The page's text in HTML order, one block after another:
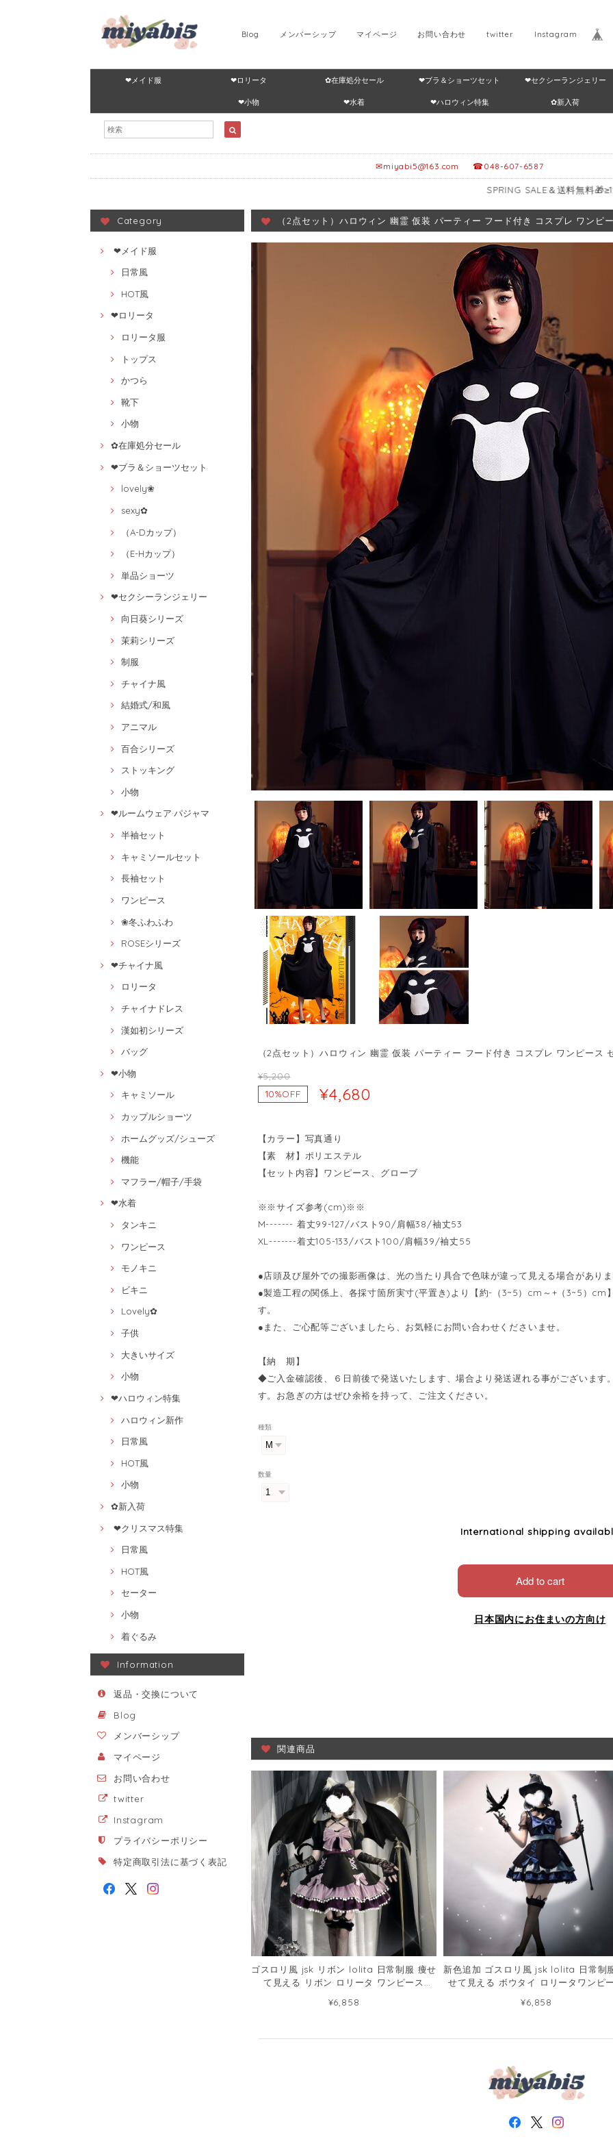
Instagram
twitter
お問い合わせ
マイページ
メンバーシップ
Blog
返品・交換につ
Home
❤メイド服 ❤ロリータ ✿在庫処分セール ❤ブラ＆ショーツセット ❤セクシーランジェリー
❤小物 ❤水着 ❤ハロウィン特集 ✿新入荷
✉miyabi5@163.com ☎048-607-6587
SPRING SALE＆送料無料
Category
❤メイド服
日常風
HOT風
❤ロリータ
ロリータ服
トップス
かつら
靴下
小物
✿在庫処分セール
❤ブラ＆ショーツセット
lovely❀
sexy✿
（A-Dカップ）
（E-Hカップ）
単品ショーツ
❤セクシーランジェリー
向日葵シリーズ
茉莉シリーズ
制服
チャイナ風
結婚式/和風
アニマル
百合シリーズ
ストッキング
小物
❤ルームウェア·パジャマ
半袖セット
キャミソールセット
長袖セット
ワンピース
❀冬ふわふわ
ROSEシリーズ
❤チャイナ風
ロリータ
チャイナドレス
漢如初シリーズ
バッグ
❤小物
キャミソール
カップルショーツ
ホームグッズ/シューズ
機能
マフラー/帽子/手袋
❤水着
タンキニ
ワンピース
モノキニ
ビキニ
Lovely✿
子供
大きいサイズ
小物
❤ハロウィン特集
ハロウィン新作
日常風
HOT風
小物
✿新入荷
❤クリスマス特集
日常風
HOT風
セーター
小物
着ぐるみ
Information
返品・交換について
Blog
メンバーシップ
マイページ
お問い合わせ
twitter
Instagram
プライバシーポリシー
特定商取引法に基づく表記
（2点セット）ハロウィン 幽霊 仮装 パーティー フード付き コスプレ ワンピ
（2点セット）ハロウィン 幽霊 仮装 パーティー フード付き コスプレ ワンピース
¥5,200
10%OFF
¥4,680
【カラー】写真通り
【素 材】ポリエステル
【セット内容】ワンピース、グローブ
※※サイズ参考(cm)※※
M------- 着丈99-127/バスト90/肩幅38/袖丈53
XL-------着丈105-133/バスト100/肩幅39/袖丈55
●店頭及び屋外での撮影画像は、光の当たり具合で色味が違って見える場合がありま
●製造工程の関係上、各採寸箇所実寸(平置き)より【約-（3~5）cm～+（3~5）cm
す。
●また、ご心配等ございましたら、お気軽にお問い合わせくださいませ。
【納 期】
◆ご入金確認後、６日前後で発送いたします、場合より発送遅れる事がございます
す。お急ぎの方はぜひ余裕を持って、ご注文ください。
種類
数量
International shipping
Add to cart
日本国内にお住まいの方向け
関連商品
ゴスロリ風 jsk リボン lolita 日常制服 痩せ
て見える リボン ロリータ ワンピース
¥6,858
新色追加 ゴスロリ風 jsk lolita 日常制
せて見える ボウタイ ロリータワンピー
¥6,858